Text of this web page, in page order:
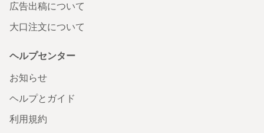
広告出稿について
大口注文について
ヘルプセンター
お知らせ
ヘルプとガイド
利用規約